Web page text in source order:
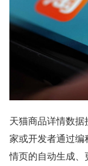
天猫商品详情数
家或开发者通过
情页的自动生成